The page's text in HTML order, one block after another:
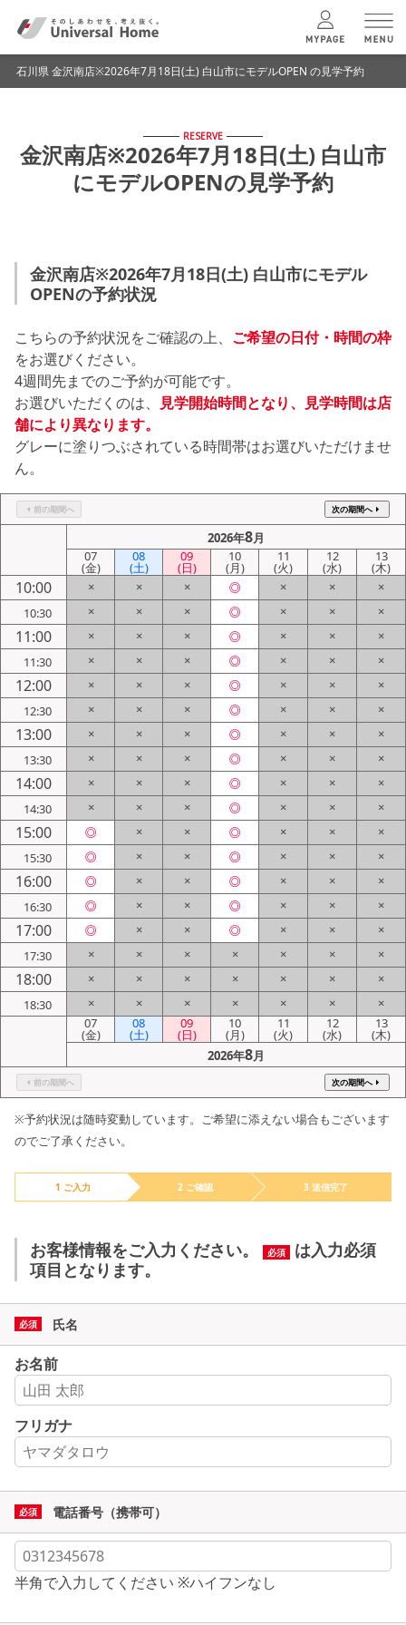
menu
ユニバーサル ホームの特長
コンセプトプラン
建築実例
モデルハウス
シミュレーション
家づくりの知識
企業情報
お問い合わせ
石川県 金沢南店※2026年7月18日(土) 白山市にモデルOPEN の見学予約
RESERVE
金沢南店※2026年7月18日(土) 白山市
にモデルOPENの見学予約
金沢南店※2026年7月18日(土) 白山市にモデル
OPENの予約状況
こちらの予約状況をご確認の上、 ご希望の日付・時間の枠
をお選びください。
4週間先までのご予約が可能です。
お選びいただくのは、
見学開始時間となり、見学時間は店
舗により異なります。
グレーに塗りつぶされている時間帯はお選びいただけませ
ん。
前の期間へ 次の期間へ
2026年8月
07
(金)
08
(土)
09
(日)
10
(月)
11
(火)
12
(水)
13
(木)
10:00 × × × ◎ × ×
×
10:30
× × × ◎ × × ×
11:00 × × × ◎ × ×
×
11:30
× × × ◎ × × ×
12:00 × × × ◎ × ×
×
12:30
× × × ◎ × × ×
13:00 × × × ◎ × ×
×
13:30
× × × ◎ × × ×
14:00 × × × ◎ × ×
×
14:30
× × × ◎ × × ×
15:00 ◎ × × ◎ × ×
×
15:30
◎ × × ◎ × × ×
16:00 ◎ × × ◎ × ×
×
16:30
◎ × × ◎ × × ×
17:00 ◎ × × ◎ × ×
×
17:30
× × × × × × ×
18:00 × × × × × ×
×
18:30
× × × × × ×
×
07
(金)
08
(土)
09
(日)
10
(月)
11
(火)
12
(水)
13
(木)
2026年8月
前の期間へ 次の期間へ
※予約状況は随時変動しています。ご希望に添えない場合もございます
のでご了承ください。
1 ご入力 2 ご確認 3 送信完了
お客様情報をご入力ください。 必須
は入力必須
項目となります。
氏名
お名前
フリガナ
電話番号（携帯可）
半角で入力してください ※ハイフンなし